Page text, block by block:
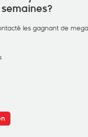
les gagnant de